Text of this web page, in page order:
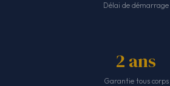
Délai de démarrage
2 ans
Garantie tous corps